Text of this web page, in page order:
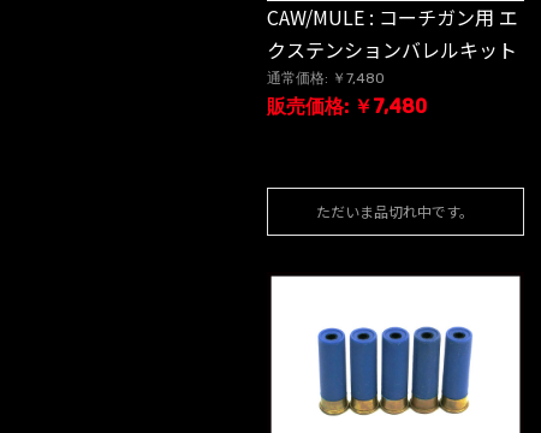
CAW/MULE : コーチガン用 エ
クステンションバレルキット
通常価格: ￥7,480
販売価格: ￥7,480
ただいま品切れ中です。